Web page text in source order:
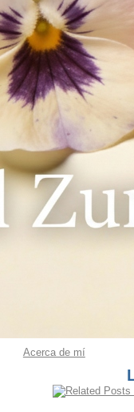
Acerca de mí